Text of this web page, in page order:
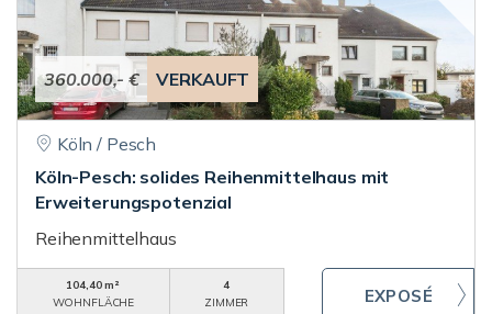
360.000,- € VERKAUFT
Köln / Pesch
Köln-Pesch: solides Reihenmittelhaus mit
Erweiterungspotenzial
Reihenmittelhaus
104,40 m²
WOHNFLÄCHE
4
ZIMMER